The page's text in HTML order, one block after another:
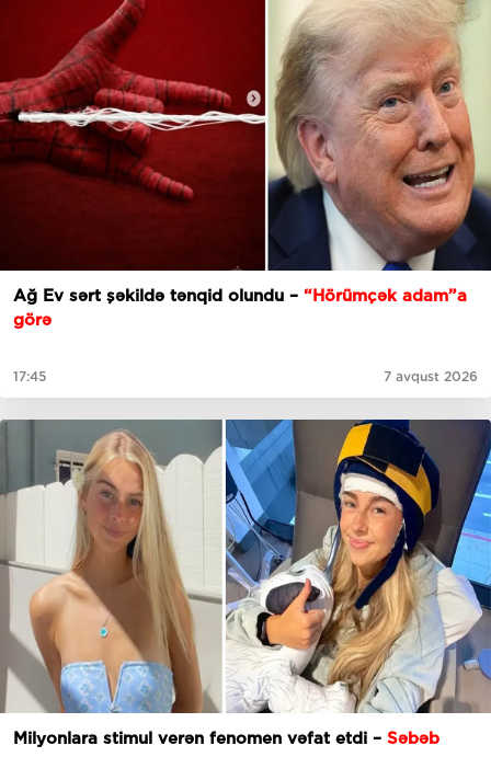
Ağ Ev sərt şəkildə tənqid olundu – “Hörümçək adam”a
görə
17:45 7 avqust 2026
Milyonlara stimul verən fenomen vəfat etdi – Səbəb